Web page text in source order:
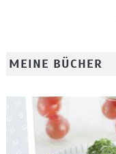
MEINE BÜCHER